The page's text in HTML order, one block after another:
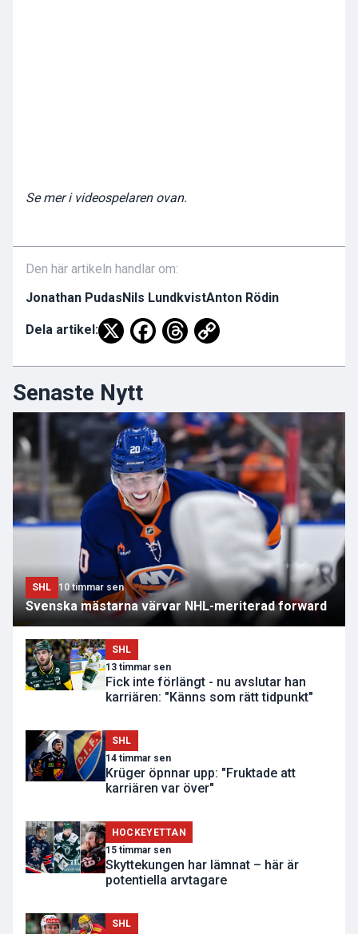
Se mer i videospelaren ovan.
Den här artikeln handlar om:
Jonathan Pudas Nils LundkvistAnton Rödin
Dela artikel:
Senaste Nytt
SHL 10 timmar sen
Svenska mästarna värvar NHL-meriterad forward
SHL
13 timmar sen
Fick inte förlängt - nu avslutar han
karriären: "Känns som rätt tidpunkt"
SHL
14 timmar sen
Krüger öpnnar upp: "Fruktade att
karriären var över"
HOCKEYETTAN
15 timmar sen
Skyttekungen har lämnat – här är
potentiella arvtagare
SHL